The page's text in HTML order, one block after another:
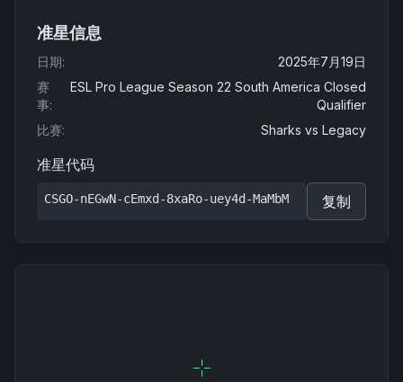
准星信息
日期:
2025年7月19日
赛
事:
ESL Pro League Season 22 South America Closed
Qualifier
比赛: Sharks vs Legacy
准星代码
CSGO-nEGwN-cEmxd-8xaRo-uey4d-MaMbM 复制